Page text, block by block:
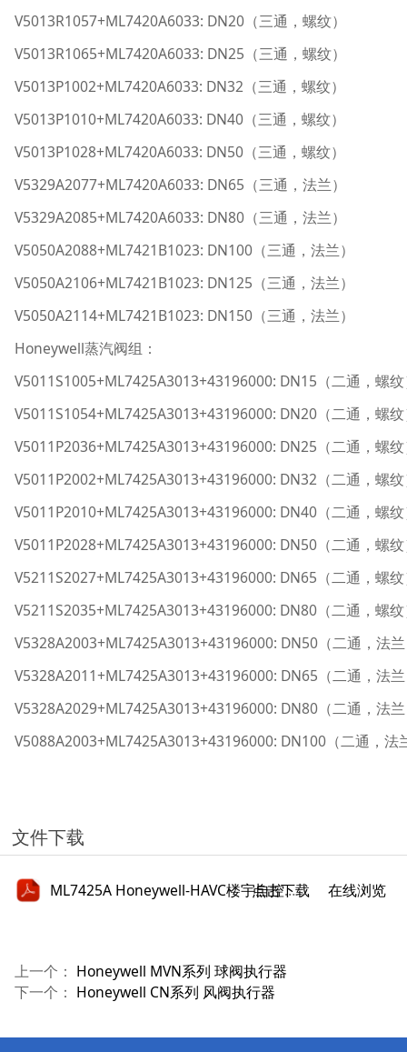
V5013R1057+ML7420A6033: DN20（三通，螺纹）
V5013R1065+ML7420A6033: DN25（三通，螺纹）
V5013P1002+ML7420A6033: DN32（三通，螺纹）
V5013P1010+ML7420A6033: DN40（三通，螺纹）
V5013P1028+ML7420A6033: DN50（三通，螺纹）
V5329A2077+ML7420A6033: DN65（三通，法兰）
V5329A2085+ML7420A6033: DN80（三通，法兰）
V5050A2088+ML7421B1023: DN100（三通，法兰）
V5050A2106+ML7421B1023: DN125（三通，法兰）
V5050A2114+ML7421B1023: DN150（三通，法兰）
Honeywell蒸汽阀组：
V5011S1005+ML7425A3013+43196000: DN15（二通，螺
V5011S1054+ML7425A3013+43196000: DN20（二通，螺
V5011P2036+ML7425A3013+43196000: DN25（二通，螺
V5011P2002+ML7425A3013+43196000: DN32（二通，螺
V5011P2010+ML7425A3013+43196000: DN40（二通，螺
V5011P2028+ML7425A3013+43196000: DN50（二通，螺
V5211S2027+ML7425A3013+43196000: DN65（二通，螺
V5211S2035+ML7425A3013+43196000: DN80（二通，螺
V5328A2003+ML7425A3013+43196000: DN50（二通，法
V5328A2011+ML7425A3013+43196000: DN65（二通，法
V5328A2029+ML7425A3013+43196000: DN80（二通，法
V5088A2003+ML7425A3013+43196000: DN100（二通，法
文件下载
ML7425A Honeywell-HAVC楼宇自控应用手册.pdf
点击下载 在线浏览
上一个： Honeywell MVN系列 球阀执行器
下一个： Honeywell CN系列 风阀执行器